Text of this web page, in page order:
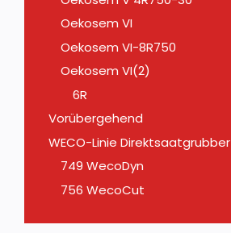
Oekosem VI
Oekosem VI-8R750
Oekosem VI(2)
6R
Vorübergehend
WECO-Linie Direktsaatgrubber
749 WecoDyn
756 WecoCut